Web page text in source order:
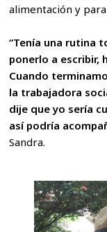
alimentación y
“Tenía una rutina
ponerlo a escribir,
Cuando
la trabajadora
dije que yo sería
así podría
Sandra.